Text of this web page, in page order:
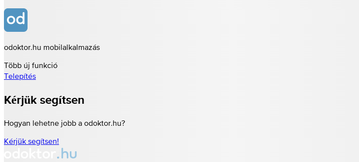
odoktor.hu mobilalkalmazás
Több új funkció
Telepítés
Kérjük segítsen
Hogyan lehetne jobb a odoktor.hu?
Kérjük segítsen!